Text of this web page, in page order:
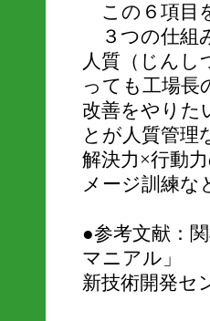
この６項目
３つの仕組
人質（じんし
っても工場
改善をやりた
とが人質管
解決力×行動
メージ訓練な
●参考文献：関
マニアル」
新技術開発セ